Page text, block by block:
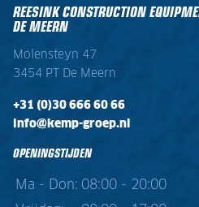
REESINK CONSTRUCTION
DE MEERN
Molensteyn 47
3454 PT De Meern
+31 (0)30 666 60 66
info@kemp-groep.nl
OPENINGSTIJDEN
Ma - Don: 08:00 - 20:00